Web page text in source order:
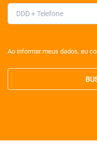
Ao informar meus dados, eu